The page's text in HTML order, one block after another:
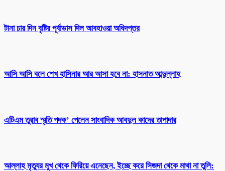
টানা চার দিন বৃষ্টির পূর্বাভাস দিল আবহাওয়া অধিদপ্তর
আসি আসি বলে শেখ হাসিনার আর আসা হবে না: হাসনাত আব্দুল্লাহ
এটিএম তুরাব স্মৃতি পদক’ পেলেন সাংবাদিক আবদুল কাদের তাপাদার
আল্লাহ মৃত্যুর মুখ থেকে ফিরিয়ে এনেছেন, ইচ্ছে করে সিজদা থেকে মাথা না তুলি: